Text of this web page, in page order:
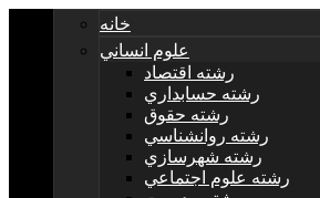
خانه
علوم انساني
رشته اقتصاد
رشته حسابداري
رشته حقوق
رشته روانشناسي
رشته شهرسازي
رشته علوم اجتماعي